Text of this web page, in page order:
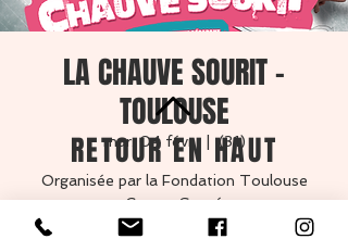
LA CHAUVE SOURIT -
TOULOUSE
mar. 04 févr.
  |
(31)
Organisée par la Fondation Toulouse
Cancer Santé
Auditorium Marthe Condat, 118 Route de
RETOUR EN HAUT
MENTIONS LÉGALES